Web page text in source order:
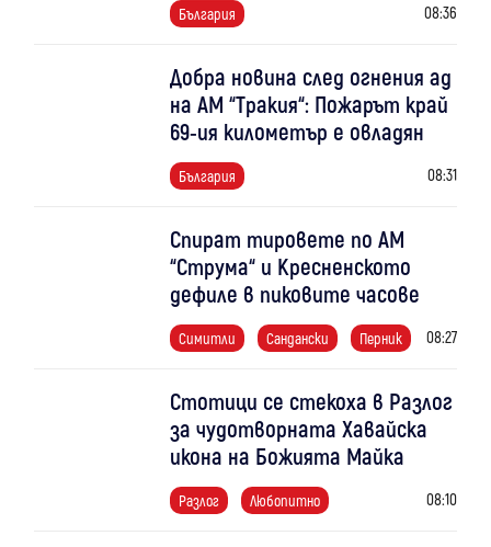
България 08:36
Добра новина след огнения ад
на АМ “Тракия“: Пожарът край
69-ия километър е овладян
България 08:31
Спират тировете по АМ
“Струма“ и Кресненското
дефиле в пиковите часове
Симитли Сандански Перник 08:27
Стотици се стекоха в Разлог
за чудотворната Хавайска
икона на Божията Майка
Разлог Любопитно 08:10